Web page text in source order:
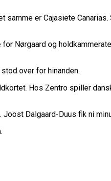
Cup
Mål Er At Vinde
Største Scene
er Cajasiete
Nørgaard og
over for hinanden.
Hos Zentro spiller
Dalgaard-Duus fik ni